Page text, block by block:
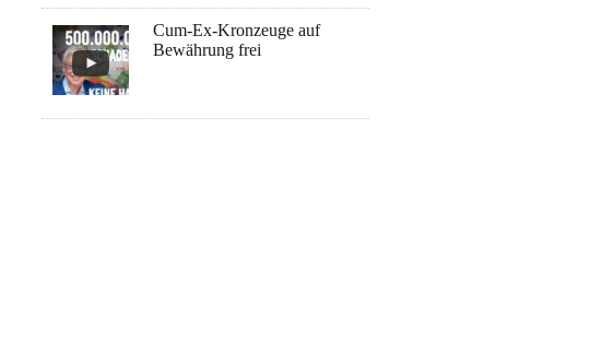
Cum-Ex-Kronzeuge auf
Bewährung frei